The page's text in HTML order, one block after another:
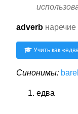
adverb наречие
Учить как «
Синонимы:
едва